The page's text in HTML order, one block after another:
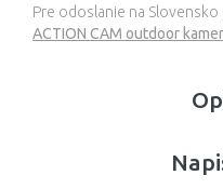
Pre odoslanie na Slovensko
ACTION CAM outdoor